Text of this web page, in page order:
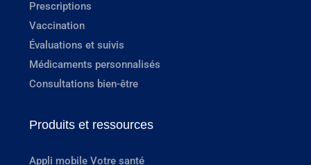
Prescriptions
Vaccination
Évaluations et suivis
Médicaments personnalisés
Consultations bien-être
Produits et ressources
Appli mobile Votre santé